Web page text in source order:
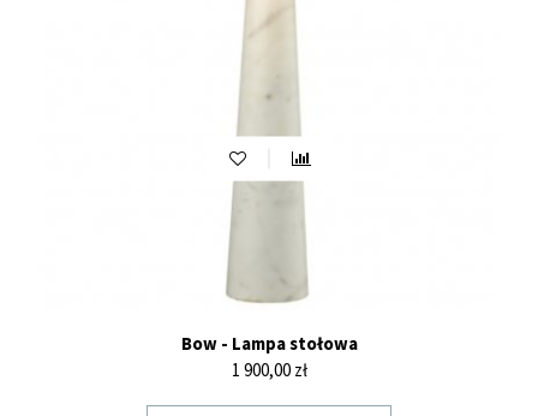
Bow - Lampa stołowa
Cena
1 900,00 zł